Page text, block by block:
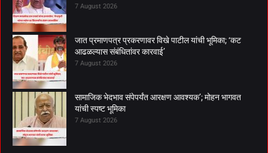
7 August 2026
जात प्रमाणपत्र प्रकरणावर विखे पाटील यांची भूमिका; ‘कट
आढळल्यास संबंधितांवर कारवाई’
7 August 2026
सामाजिक भेदभाव संपेपर्यंत आरक्षण आवश्यक’; मोहन भागवत
यांची स्पष्ट भूमिका
7 August 2026